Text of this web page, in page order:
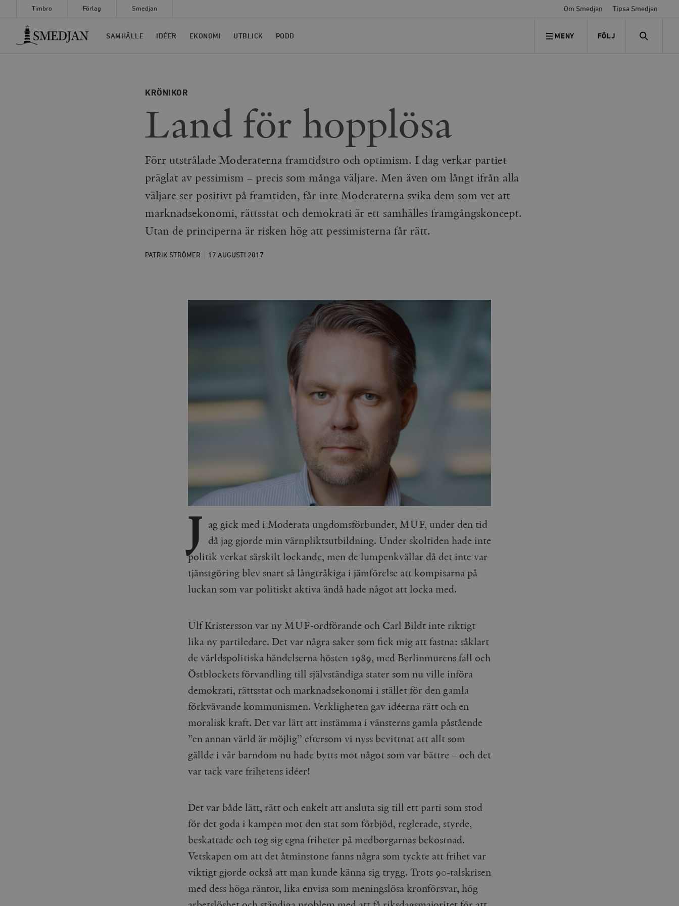
Timbro Förlag Smedjan Om Smedjan Tipsa Smedjan
Timbro
SAMHÄLLE IDÉER EKONOMI UTBLICK PODD MENY FÖLJ
FÖLJ OSS SEARCH
KRÖNIKOR
Land för hopplösa
Förr utstrålade Moderaterna framtidstro och optimism. I dag verkar partiet
präglat av pessimism – precis som många väljare. Men även om långt ifrån alla
väljare ser positivt på framtiden, får inte Moderaterna svika dem som vet att
marknadsekonomi, rättsstat och demokrati är ett samhälles framgångskoncept.
Utan de principerna är risken hög att pessimisterna får rätt.
PATRIK STRÖMER 17 AUGUSTI 2017
J ag gick med i Moderata ungdomsförbundet, MUF, under den tid
då jag gjorde min värnpliktsutbildning. Under skoltiden hade inte
politik verkat särskilt lockande, men de lumpenkvällar då det inte var
tjänstgöring blev snart så långtråkiga i jämförelse att kompisarna på
luckan som var politiskt aktiva ändå hade något att locka med.
Ulf Kristersson var ny MUF-ordförande och Carl Bildt inte riktigt
lika ny partiledare. Det var några saker som fick mig att fastna: såklart
de världspolitiska händelserna hösten 1989, med Berlinmurens fall och
Östblockets förvandling till självständiga stater som nu ville införa
demokrati, rättsstat och marknadsekonomi i stället för den gamla
förkvävande kommunismen. Verkligheten gav idéerna rätt och en
moralisk kraft. Det var lätt att instämma i vänsterns gamla påstående
”en annan värld är möjlig” eftersom vi nyss bevittnat att allt som
gällde i vår barndom nu hade bytts mot något som var bättre – och det
var tack vare frihetens idéer!
Det var både lätt, rätt och enkelt att ansluta sig till ett parti som stod
för det goda i kampen mot den stat som förbjöd, reglerade, styrde,
beskattade och tog sig egna friheter på medborgarnas bekostnad.
Vetskapen om att det åtminstone fanns några som tyckte att frihet var
viktigt gjorde också att man kunde känna sig trygg. Trots 90-talskrisen
med dess höga räntor, lika envisa som meningslösa kronförsvar, hög